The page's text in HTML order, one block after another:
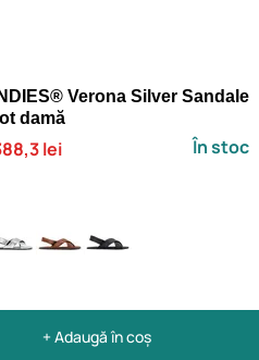
Verona Silver Sandale
damă
lei În stoc
+ Adaugă în coș